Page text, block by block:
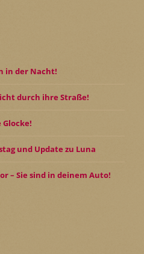
in der Nacht!
durch ihre Straße!
und Update zu Luna
– Sie sind in deinem Auto!